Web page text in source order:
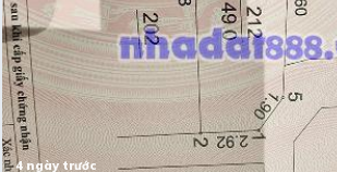
4 ngày trước